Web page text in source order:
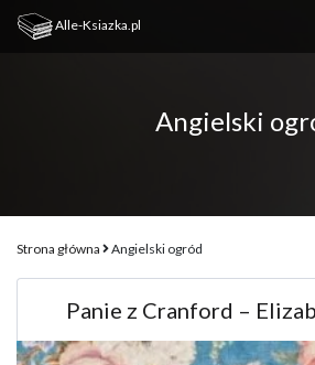
Alle-Ksiazka.pl
Angielski
Strona główna Angielski ogród
Panie z Cranford –